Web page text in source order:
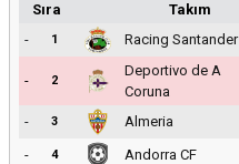
Sıra Takım
-
1 Racing Santander
- 2
Deportivo de A
Coruna
- 3 Almeria
-
4 Andorra CF